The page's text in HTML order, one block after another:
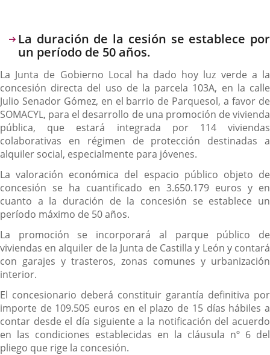
Descripción
La duración de la cesión se establece por
un período de 50 años.
La Junta de Gobierno Local ha dado hoy luz verde a la
concesión directa del uso de la parcela 103A, en la calle
Julio Senador Gómez, en el barrio de Parquesol, a favor de
SOMACYL, para el desarrollo de una promoción de vivienda
pública, que estará integrada por 114 viviendas
colaborativas en régimen de protección destinadas a
alquiler social, especialmente para jóvenes.
La valoración económica del espacio público objeto de
concesión se ha cuantificado en 3.650.179 euros y en
cuanto a la duración de la concesión se establece un
período máximo de 50 años.
La promoción se incorporará al parque público de
viviendas en alquiler de la Junta de Castilla y León y contará
con garajes y trasteros, zonas comunes y urbanización
interior.
El concesionario deberá constituir garantía definitiva por
importe de 109.505 euros en el plazo de 15 días hábiles a
contar desde el día siguiente a la notificación del acuerdo
en las condiciones establecidas en la cláusula nº 6 del
pliego que rige la concesión.